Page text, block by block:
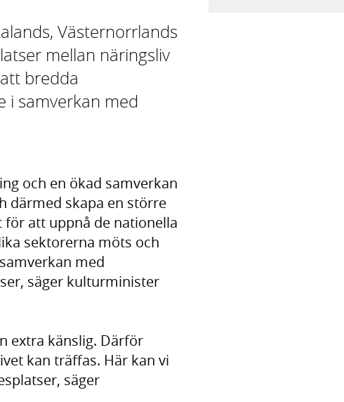
Västernorrlands
mellan näringsliv
bredda
i samverkan med
och en ökad samverkan
därmed skapa en större
att uppnå de nationella
sektorerna möts och
med
säger kulturminister
extra känslig. Därför
kan träffas. Här kan vi
säger